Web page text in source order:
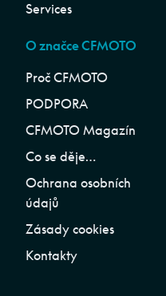
Services
O značce CFMOTO
Proč CFMOTO
PODPORA
CFMOTO Magazín
Co se děje…
Ochrana osobních
údajů
Zásady cookies
Kontakty